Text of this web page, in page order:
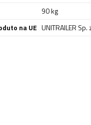
90 kg
na UE UNITRAILER Sp.